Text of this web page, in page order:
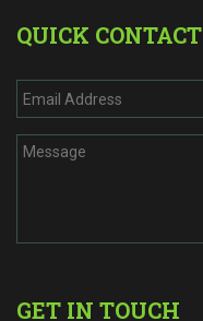
QUICK CONTACT
GET IN TOUCH